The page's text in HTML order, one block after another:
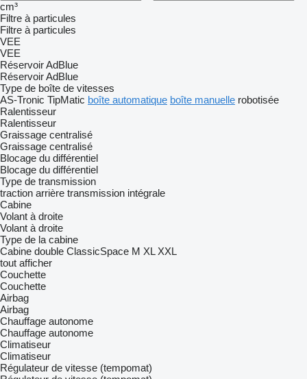
cm³
Filtre à particules
Filtre à particules
VEE
VEE
Réservoir AdBlue
Réservoir AdBlue
Type de boîte de vitesses
AS-Tronic TipMatic boîte automatique boîte manuelle robotisée
Ralentisseur
Ralentisseur
Graissage centralisé
Graissage centralisé
Blocage du différentiel
Blocage du différentiel
Type de transmission
traction arrière transmission intégrale
Cabine
Volant à droite
Volant à droite
Type de la cabine
Cabine double ClassicSpace M XL XXL
tout afficher
Couchette
Couchette
Airbag
Airbag
Chauffage autonome
Chauffage autonome
Climatiseur
Climatiseur
Régulateur de vitesse (tempomat)